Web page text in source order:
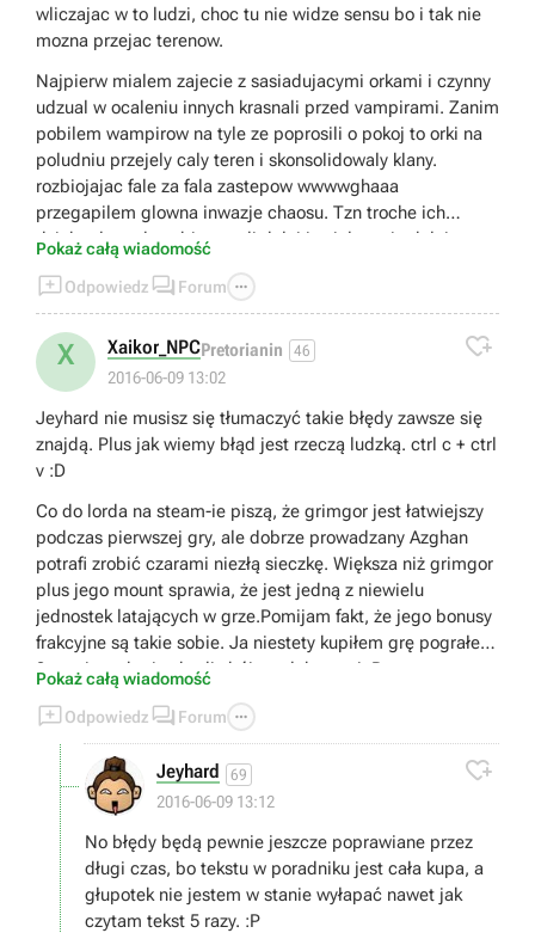
wliczajac w to ludzi, choc tu nie widze sensu bo i tak nie
mozna przejac terenow.
Najpierw mialem zajecie z sasiadujacymi orkami i czynny
udzual w ocaleniu innych krasnali przed vampirami. Zanim
pobilem wampirow na tyle ze poprosili o pokoj to orki na
poludniu przejely caly teren i skonsolidowaly klany.
rozbiojajac fale za fala zastepow wwwwghaaa
przegapilem glowna inwazje chaosu. Tzn troche ich
dziubnalem ale sobie poszli dalej i zajalem sie dalej
orkami. Zanim skonczylem orkow to ludzie po wielkich
trudach pokonali chaos. Teraz mam tylko kilka twierdz z
wampirami i nic wiecej do roboty oprocz klikania next tur i
czekania na kolejne technologie :(.
Pokaż całą wiadomość
Odpowiedz  Forum 
X Xaikor_NPCPretorianin 46
2016-06-09 13:02

Jeyhard nie musisz się tłumaczyć takie błędy zawsze się
znajdą. Plus jak wiemy błąd jest rzeczą ludzką. ctrl c + ctrl
v :D
Co do lorda na steam-ie piszą, że grimgor jest łatwiejszy
podczas pierwszej gry, ale dobrze prowadzany Azghan
potrafi zrobić czarami niezłą sieczkę. Większa niż grimgor
plus jego mount sprawia, że jest jedną z niewielu
jednostek latających w grze.Pomijam fakt, że jego bonusy
frakcyjne są takie sobie. Ja niestety kupiłem grę pograłem
3 tury i prąd mi zabrali zbóje z elektrowni :P
Pokaż całą wiadomość
Odpowiedz  Forum 
Jeyhard 69
2016-06-09 13:12

No błędy będą pewnie jeszcze poprawiane przez
długi czas, bo tekstu w poradniku jest cała kupa, a
głupotek nie jestem w stanie wyłapać nawet jak
czytam tekst 5 razy. :P